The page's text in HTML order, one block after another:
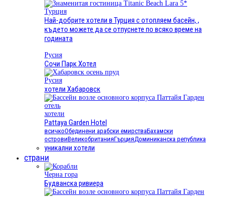
Турция
Най-добрите хотели в Турция с отопляем басейн, ,
където можете да се отпуснете по всяко време на
годината
Русия
Сочи Парк Хотел
Русия
хотели Хабаровск
хотели
Pattaya Garden Hotel
всичкоОбединени арабски емирстваБахамски
островиВеликобританияГърцияДоминиканска република
уникални хотели
страни
Черна гора
Будванска ривиера